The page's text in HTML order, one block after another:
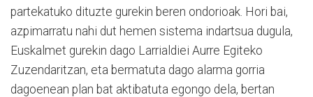
partekatuko dituzte gurekin beren ondorioak. Hori bai,
azpimarratu nahi dut hemen sistema indartsua dugula,
Euskalmet gurekin dago Larrialdiei Aurre Egiteko
Zuzendaritzan, eta bermatuta dago alarma gorria
dagoenean plan bat aktibatuta egongo dela, bertan